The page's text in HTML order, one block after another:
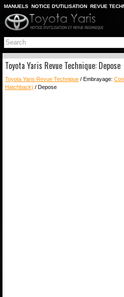
MANUELS NOTICE D'UTILISATION REVUE
PLAN DU SITE
CHERCHER
Toyota Yaris Revue Technique: Depose
Toyota Yaris Revue Technique / Embrayage:
Hatchback) / Depose